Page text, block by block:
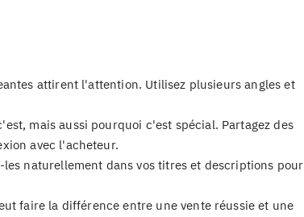
attirent l'attention. Utilisez plusieurs angles et
mais aussi pourquoi c'est spécial. Partagez des
avec l'acheteur.
naturellement dans vos titres et descriptions pour
faire la différence entre une vente réussie et une